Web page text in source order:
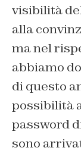
visibilità
alla
ma nel
abbiamo
di questo
possibilità
password
sono